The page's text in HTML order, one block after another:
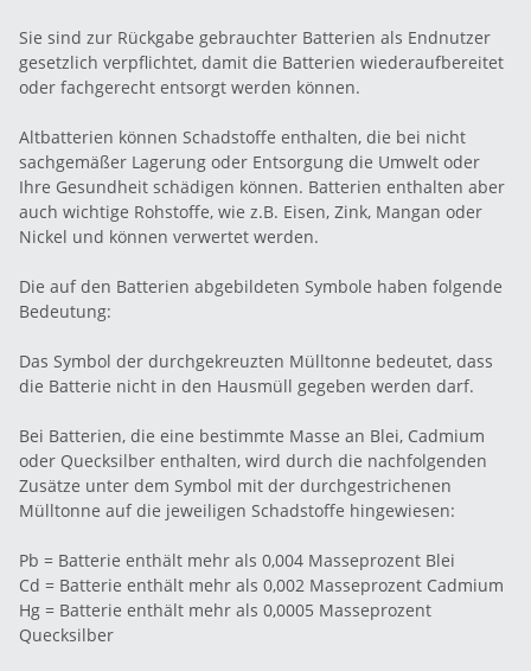
Sie sind zur Rückgabe gebrauchter Batterien als Endnutzer
gesetzlich verpflichtet, damit die Batterien wiederaufbereitet
oder fachgerecht entsorgt werden können.
Altbatterien können Schadstoffe enthalten, die bei nicht
sachgemäßer Lagerung oder Entsorgung die Umwelt oder
Ihre Gesundheit schädigen können. Batterien enthalten aber
auch wichtige Rohstoffe, wie z.B. Eisen, Zink, Mangan oder
Nickel und können verwertet werden.
Die auf den Batterien abgebildeten Symbole haben folgende
Bedeutung:
Das Symbol der durchgekreuzten Mülltonne bedeutet, dass
die Batterie nicht in den Hausmüll gegeben werden darf.
Bei Batterien, die eine bestimmte Masse an Blei, Cadmium
oder Quecksilber enthalten, wird durch die nachfolgenden
Zusätze unter dem Symbol mit der durchgestrichenen
Mülltonne auf die jeweiligen Schadstoffe hingewiesen:
Pb = Batterie enthält mehr als 0,004 Masseprozent Blei
Cd = Batterie enthält mehr als 0,002 Masseprozent Cadmium
Hg = Batterie enthält mehr als 0,0005 Masseprozent
Quecksilber